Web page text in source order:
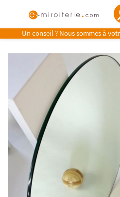
Un conseil ? Nous sommes à